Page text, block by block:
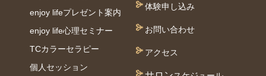
enjoy lifeプレゼント案内
enjoy life心理セミナー
TCカラーセラピー
個⼈セッション
体験申し込み
お問い合わせ
アクセス